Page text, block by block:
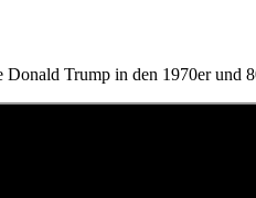
Trump in den 1970er und